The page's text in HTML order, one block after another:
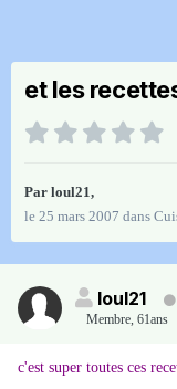
et les
Par loul21,
le 25 mars 2007 dans
loul21
Membre, 61ans
c'est super toutes ces